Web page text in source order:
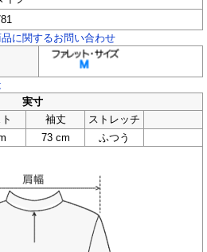
お問い合わせ
実寸
袖丈
ストレッチ
73 cm ふつう